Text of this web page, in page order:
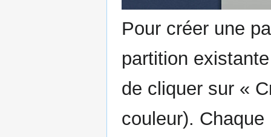
Pour créer une
partition
de cliquer sur «
couleur).